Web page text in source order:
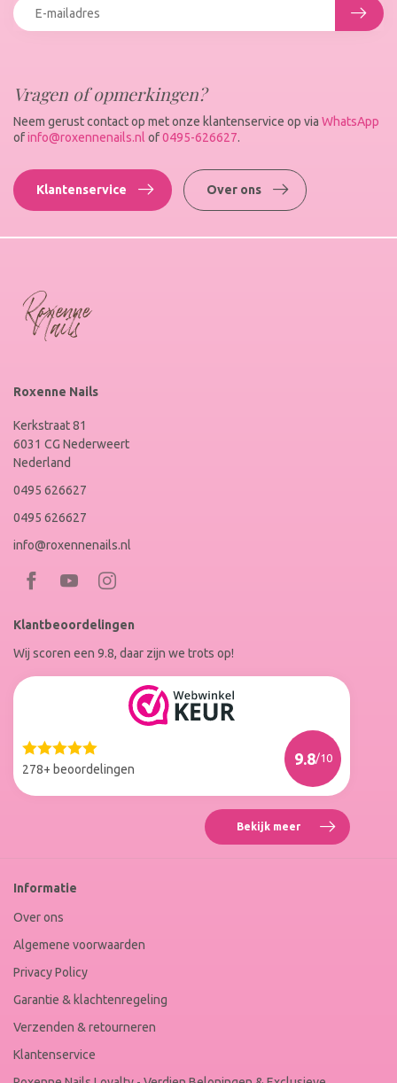
Vragen of opmerkingen?
Neem gerust contact op met onze klantenservice op via WhatsApp
ofinfo@roxennenails.nl of0495-626627.
Klantenservice Over ons
Roxenne Nails
Kerkstraat 81
6031 CG Nederweert
Nederland
0495 626627
0495 626627
info@roxennenails.nl
Bezoek
Facebook
op
Instagram
Klantbeoordelingen
Wij scoren een 9.8, daar zijn we trots op!
278+ beoordelingen
9.8/10
Web
Winkel
Bekijk meer Reviews
Roxenne
Informatie
Over ons
Algemene voorwaarden
Privacy Policy
Garantie & klachtenregeling
Verzenden & retourneren
Klantenservice